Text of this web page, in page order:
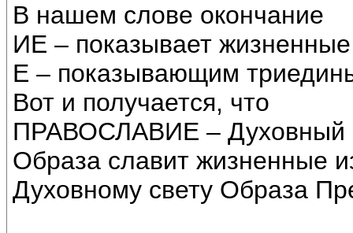
В нашем слове окончание
ИЕ – показывает
Е – показывающим
Вот и получается, что
ПРАВОСЛАВИЕ – Духовный
Образа славит жизненные
Духовному свету Образа